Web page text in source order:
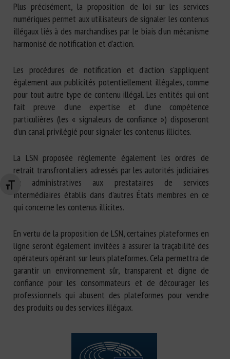
Changer la taille de la police
Plus précisément, la proposition de loi sur les services
numériques permet aux utilisateurs de signaler les contenus
illégaux liés à des marchandises par le biais d’un mécanisme
harmonisé de notification et d’action.
Les procédures de notification et d’action s’appliquent
également aux publicités potentiellement illégales, comme
pour tout autre type de contenu illégal. Les entités qui ont
fait preuve d’une expertise et d’une compétence
particulières (les « signaleurs de confiance ») disposeront
d’un canal privilégié pour signaler les contenus illicites.
La LSN proposée réglemente également les ordres de
retrait transfrontaliers adressés par les autorités judiciaires
ou administratives aux prestataires de services
intermédiaires établis dans d’autres États membres en ce
qui concerne les contenus illicites.
En vertu de la proposition de LSN, certaines plateformes en
ligne seront également invitées à assurer la traçabilité des
opérateurs opérant sur leurs plateformes. Cela permettra de
garantir un environnement sûr, transparent et digne de
confiance pour les consommateurs et de décourager les
professionnels qui abusent des plateformes pour vendre
des produits ou des services illégaux.